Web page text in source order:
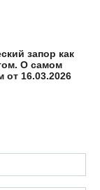
запор как
О самом
от 16.03.2026